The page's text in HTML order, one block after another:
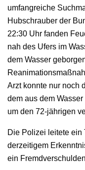
umfangreiche
Hubschrauber der
22:30 Uhr fanden
nah des Ufers im
dem Wasser
Arzt konnte nur noch
dem aus dem
um den 72-jährigen
Die Polizei leitete ein
derzeitigem
ein